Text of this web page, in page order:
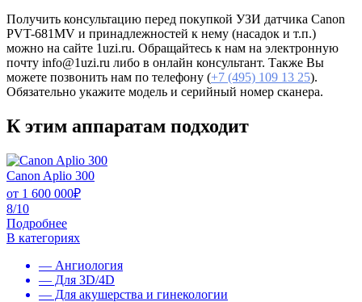
Получить консультацию перед покупкой УЗИ датчика Canon
PVT-681MV и принадлежностей к нему (насадок и т.п.)
можно на сайте 1uzi.ru. Обращайтесь к нам на электронную
почту info@1uzi.ru либо в онлайн консультант. Также Вы
можете позвонить нам по телефону (+7 (495) 109 13 25).
Обязательно укажите модель и серийный номер сканера.
К этим аппаратам подходит
Canon Aplio 300
от 1 600 000₽
8/10
Подробнее
В категориях
— Ангиология
— Для 3D/4D
— Для акушерства и гинекологии